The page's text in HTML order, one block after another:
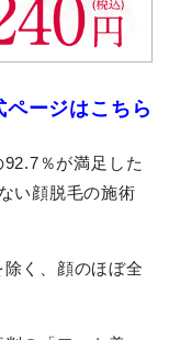
ージはこちら
％が満足した
い顔脱毛の施術
く、顔のほぼ全